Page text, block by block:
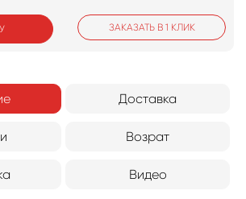
ЗАКАЗАТЬ В 1 КЛИК
Доставка
Возрат
Видео